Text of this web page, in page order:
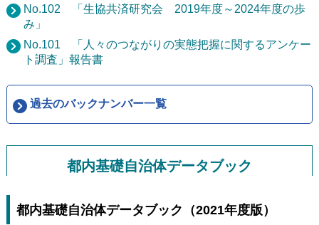
No.102 「生協共済研究会 2019年度～2024年度の歩
み」
No.101 「人々のつながりの実態把握に関するアンケー
ト調査」報告書
過去のバックナンバー一覧
都内基礎自治体データブック
都内基礎自治体データブック（2021年度版）